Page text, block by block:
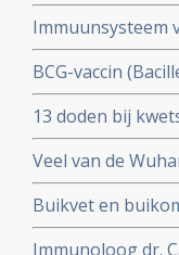
bloeddonoren.
gedacht. Door
immuniteit
Immuunsysteem
uit ons
Braziliaanse
BCG-vaccin
ziekten –
uitstekende
13 doden bij
vaccin van Pfizer
Veel van de
had zes
Buikvet en
coronavirus -
Immunoloog dr.